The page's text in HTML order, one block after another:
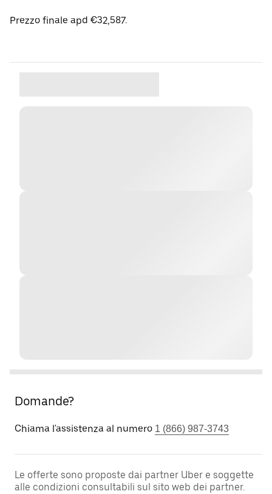
Prezzo finale apd €32,587.
Domande?
Chiama l'assistenza al numero 1 (866) 987-3743
Le offerte sono proposte dai partner Uber e soggette
alle condizioni consultabili sul sito web dei partner.